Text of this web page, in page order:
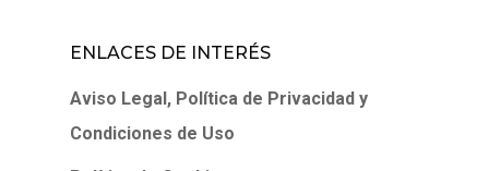
ENLACES DE INTERÉS
Aviso Legal, Política de Privacidad y
Condiciones de Uso